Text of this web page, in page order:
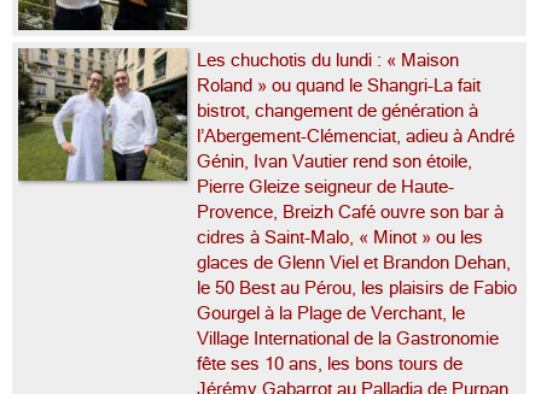
Les chuchotis du lundi : « Maison
Roland » ou quand le Shangri-La fait
bistrot, changement de génération à
l’Abergement-Clémenciat, adieu à André
Génin, Ivan Vautier rend son étoile,
Pierre Gleize seigneur de Haute-
Provence, Breizh Café ouvre son bar à
cidres à Saint-Malo, « Minot » ou les
glaces de Glenn Viel et Brandon Dehan,
le 50 Best au Pérou, les plaisirs de Fabio
Gourgel à la Plage de Verchant, le
Village International de la Gastronomie
fête ses 10 ans, les bons tours de
Jérémy Gabarrot au Palladia de Purpan